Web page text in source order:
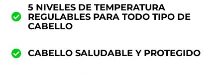
5 NIVELES DE TEMPERATURA
REGULABLES PARA TODO TIPO DE
CABELLO
CABELLO SALUDABLE Y PROTEGIDO